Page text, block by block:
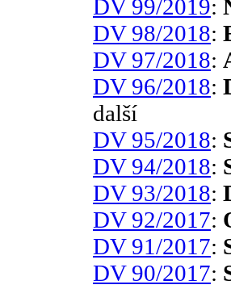
DV 99/2019:
DV 98/2018:
DV 97/2018:
DV 96/2018:
další
DV 95/2018:
DV 94/2018:
DV 93/2018:
DV 92/2017:
DV 91/2017:
DV 90/2017: